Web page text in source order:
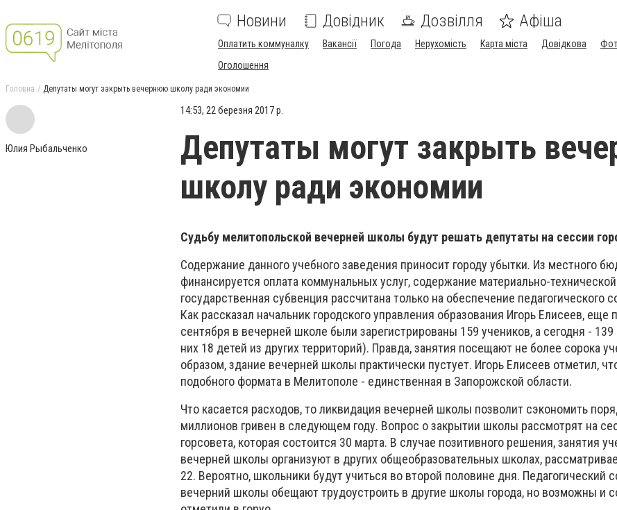
Новини Довідник Дозвілля Афіша
Оплатить коммуналку Вакансії Погода Нерухомість Карта міста Довідкова
Оголошення
Головна Депутаты могут закрыть вечернюю школу ради экономии
Юлия Рыбальченко
14:53, 22 березня 2017 р.
Депутаты могут закрыть
школу ради экономии
Судьбу мелитопольской вечерней школы будут решать депутаты на сессии
Содержание данного учебного заведения приносит городу убытки. Из местного
финансируется оплата коммунальных услуг, содержание материально-
государственная субвенция рассчитана только на обеспечение педагогического
Как рассказал начальник городского управления образования Игорь Елисеев, еще
сентября в вечерней школе были зарегистрированы 159 учеников, а сегодня - 139
них 18 детей из других территорий). Правда, занятия посещают не более сорока
образом, здание вечерней школы практически пустует. Игорь Елисеев отметил,
подобного формата в Мелитополе - единственная в Запорожской области.
Что касается расходов, то ликвидация вечерней школы позволит сэкономить
миллионов гривен в следующем году. Вопрос о закрытии школы рассмотрят на
горсовета, которая состоится 30 марта. В случае позитивного решения, занятия
вечерней школы организуют в других общеобразовательных школах,
22. Вероятно, школьники будут учиться во второй половине дня. Педагогический
вечерний школы обещают трудоустроить в другие школы города, но возможны и